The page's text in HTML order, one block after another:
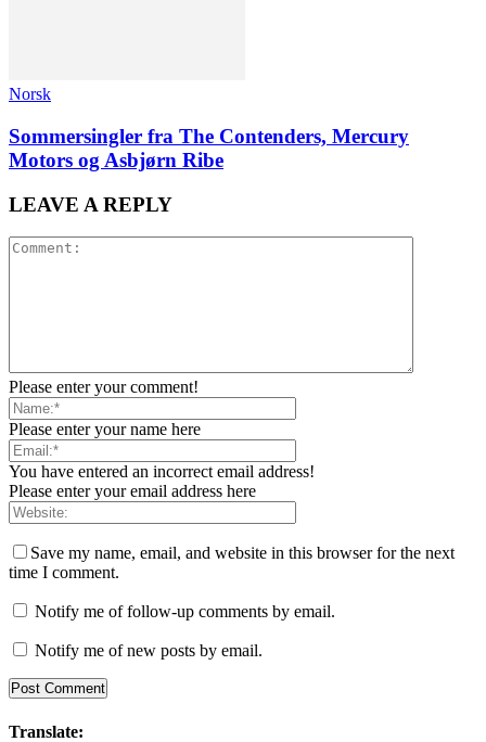
Norsk
Sommersingler fra The Contenders, Mercury
Motors og Asbjørn Ribe
LEAVE A REPLY
Please enter your comment!
Please enter your name here
You have entered an incorrect email address!
Please enter your email address here
Save my name, email, and website in this browser for the next
time I comment.
Notify me of follow-up comments by email.
Notify me of new posts by email.
Translate: